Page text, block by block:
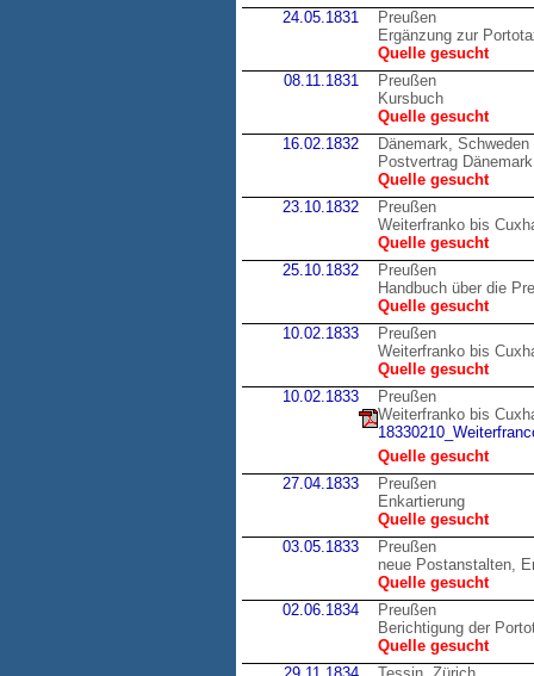
24.05.1831
Preußen
Ergänzung zur
Quelle gesucht
08.11.1831
Preußen
Kursbuch
Quelle gesucht
16.02.1832
Dänemark, Schweden
Postvertrag
Quelle gesucht
23.10.1832
Preußen
Weiterfranko bis
Quelle gesucht
25.10.1832
Preußen
Handbuch über die
Quelle gesucht
10.02.1833
Preußen
Weiterfranko bis
Quelle gesucht
10.02.1833
Preußen
Weiterfranko bis
Quelle gesucht
27.04.1833
Preußen
Enkartierung
Quelle gesucht
03.05.1833
Preußen
neue Postanstalten,
Quelle gesucht
02.06.1834
Preußen
Berichtigung der
Quelle gesucht